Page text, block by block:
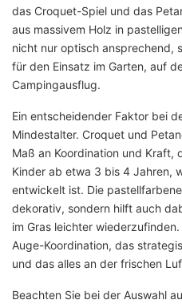
das Croquet-Spiel und das
aus massivem Holz in
nicht nur optisch ansprechend,
für den Einsatz im Garten, auf
Campingausflug.
Ein entscheidender Faktor bei
Mindestalter. Croquet und
Maß an Koordination und Kraft,
Kinder ab etwa 3 bis 4 Jahren,
entwickelt ist. Die
dekorativ, sondern hilft auch
im Gras leichter
Auge-Koordination, das
und das alles an der frischen
Beachten Sie bei der Auswahl